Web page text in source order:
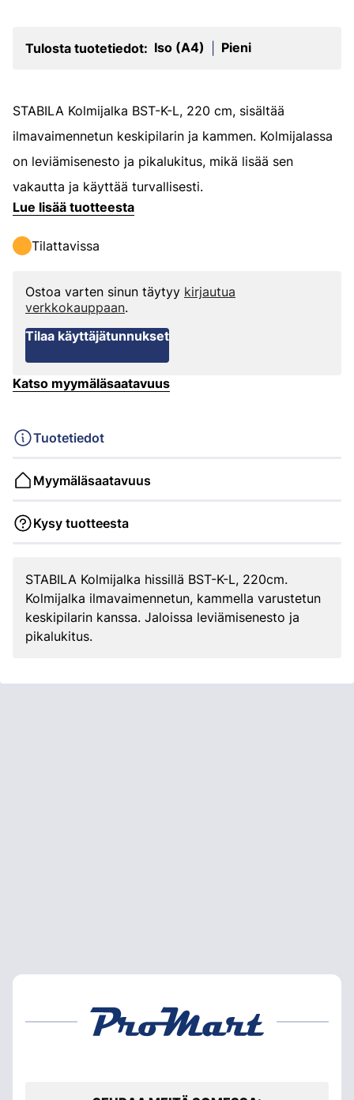
Tulosta tuotetiedot: Iso (A4) Pieni
STABILA Kolmijalka BST-K-L, 220 cm, sisältää
ilmavaimennetun keskipilarin ja kammen. Kolmijalassa
on leviämisenesto ja pikalukitus, mikä lisää sen
vakautta ja käyttää turvallisesti.
Lue lisää tuotteesta
Tilattavissa
Ostoa varten sinun täytyy kirjautua
verkkokauppaan.
Tilaa käyttäjätunnukset
Katso myymäläsaatavuus
Tuotetiedot
Myymäläsaatavuus
Kysy tuotteesta
STABILA Kolmijalka hissillä BST-K-L, 220cm.
Kolmijalka ilmavaimennetun, kammella varustetun
keskipilarin kanssa. Jaloissa leviämisenesto ja
pikalukitus.